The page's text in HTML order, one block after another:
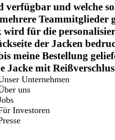
verfügbar und welche
Teammitglieder
für die
der Jacken
meine Bestellung
Jacke mit
Unternehmen
uns
Investoren